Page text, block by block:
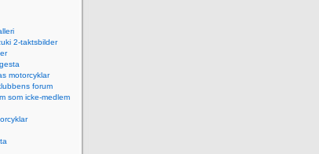
2-taktsbilder
motorcyklar
forum
som icke-medlem